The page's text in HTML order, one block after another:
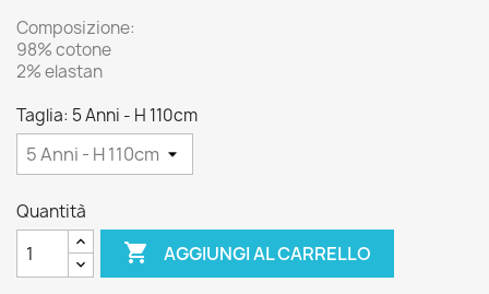
Composizione:
98% cotone
2% elastan
Taglia: 5 Anni - H 110cm
Quantità
 AGGIUNGI AL CARRELLO